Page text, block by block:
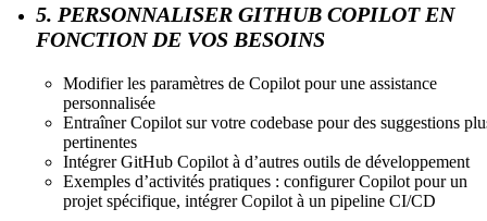
5. PERSONNALISER GITHUB COPILOT EN
FONCTION DE VOS BESOINS
Modifier les paramètres de Copilot pour une assistance
personnalisée
Entraîner Copilot sur votre codebase pour des suggestions
pertinentes
Intégrer GitHub Copilot à d’autres outils de développement
Exemples d’activités pratiques : configurer Copilot pour un
projet spécifique, intégrer Copilot à un pipeline CI/CD